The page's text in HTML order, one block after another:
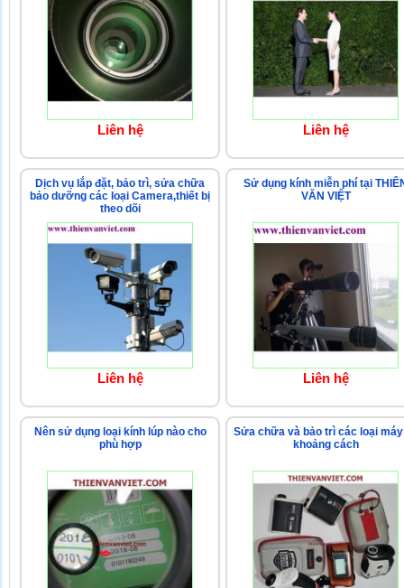
Liên hệ Liên hệ
Dịch vụ lắp đặt, bảo trì, sửa chữa
bảo dưỡng các loại Camera,thiết bị
theo dõi
Liên hệ
Sử dụng kính miễn phí tại
VĂN VIỆT
Liên hệ
Nên sử dụng loại kính lúp nào cho
phù hợp
Sửa chữa và bảo trì các loại máy
khoảng cách